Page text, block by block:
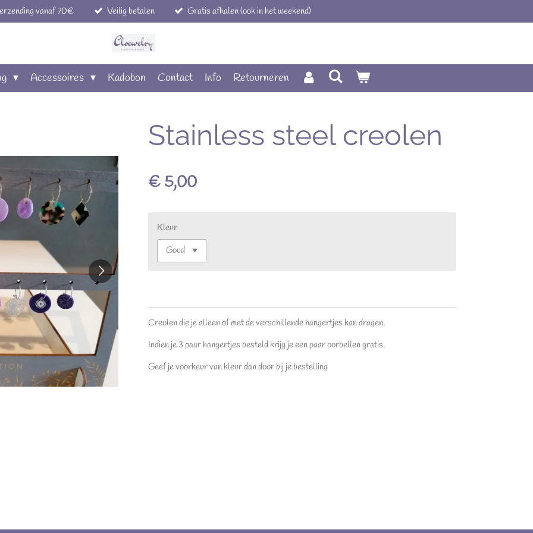
vanaf 70€ Veilig betalen Gratis afhalen (ook in het weekend)
Accessoires Kadobon Contact Info Retourneren
Stainless steel creolen
€ 5,00
Kleur
Creolen die je alleen of met de verschillende hangertjes kan dragen.
Indien je 3 paar hangertjes besteld krijg je een paar oorbellen gratis.
Geef je voorkeur van kleur dan door bij je bestelling